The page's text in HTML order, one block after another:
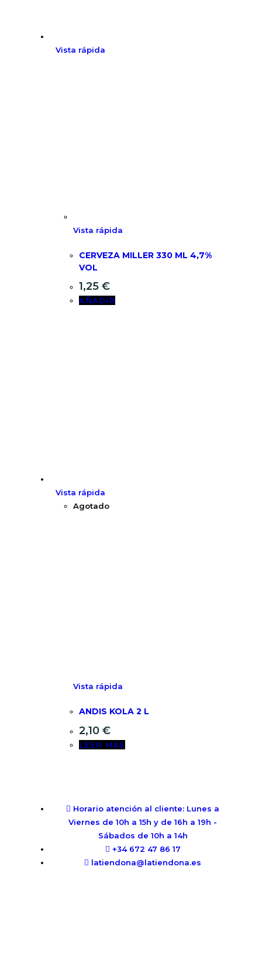
Vista rápida
Vista rápida
CERVEZA MILLER 330 ML 4,7%
VOL
1,25 €
AÑADIR
Vista rápida
Agotado
Vista rápida
ANDIS KOLA 2 L
2,10 €
LEER MÁS
Horario atención al cliente: Lunes a
Viernes de 10h a 15h y de 16h a 19h -
Sábados de 10h a 14h
+34 672 47 86 17
latiendona@latiendona.es